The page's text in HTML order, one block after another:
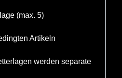
(max. 5)
Artikeln
werden separate